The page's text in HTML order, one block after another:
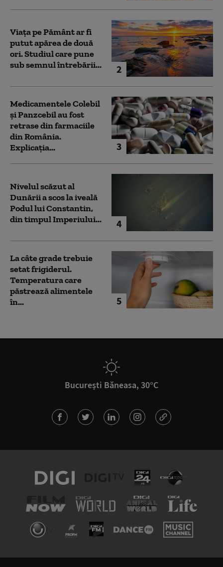
2
Viața pe Pământ ar fi
putut apărea de două
ori. Studiul care pune
sub semnul întrebării...
3
Medicamentele Colebil
și Panzcebil au fost
retrase din farmaciile
din România.
Explicația...
4
Nivelul scăzut al
Dunării a scos la iveală
Podul lui Constantin,
din timpul Imperiului...
5
La câte grade trebuie
setat frigiderul.
Temperatura care
păstrează alimentele
în...
București Băneasa, 30°C